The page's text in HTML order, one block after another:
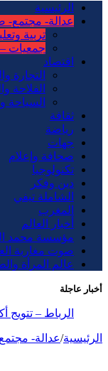
الرئيسية
عدالة-
تربية
جمعيات
اقتصاد
التجارة
الفلاحة
السياحة
ثقافة
رياضة
جهات
صحافة وإعلام
تكنولوجيا
دين وفكر
الشاملة تيفي
المغرب
أخبار العالم
مؤسسة محمد
صوت مغاربة
عالم المرأة
أخبار عاجلة
الرباط –
الرئيسية/عدالة-